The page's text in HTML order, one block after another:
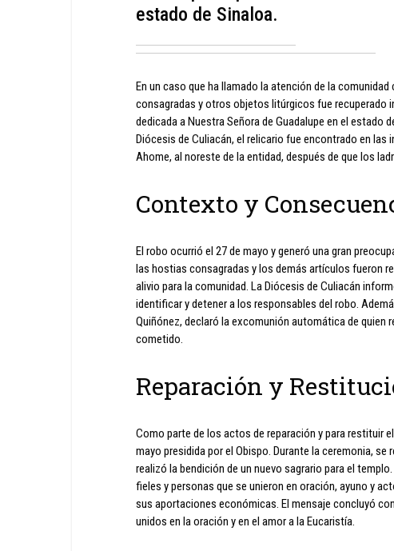
estado de Sinaloa.
En un caso que ha llamado la atención de la
consagradas y otros objetos litúrgicos fue recuperado
dedicada a Nuestra Señora de Guadalupe en el estado
Diócesis de Culiacán, el relicario fue encontrado en
Ahome, al noreste de la entidad, después de que los
Contexto y
El robo ocurrió el 27 de mayo y generó una gran
las hostias consagradas y los demás artículos fueron
alivio para la comunidad. La Diócesis de Culiacán
identificar y detener a los responsables del robo.
Quiñónez, declaró la excomunión automática de quien
cometido.
Reparación y
Como parte de los actos de reparación y para restituir
mayo presidida por el Obispo. Durante la ceremonia,
realizó la bendición de un nuevo sagrario para el
fieles y personas que se unieron en oración, ayuno y
sus aportaciones económicas. El mensaje concluyó
unidos en la oración y en el amor a la Eucaristía.